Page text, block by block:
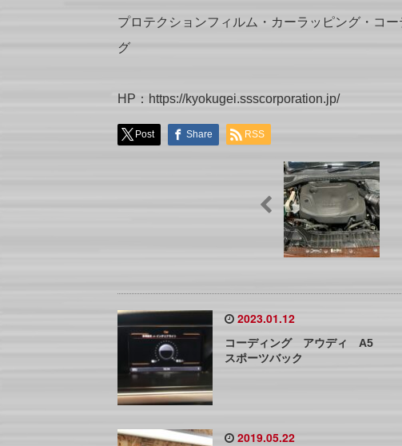
プロテクションフィルム・カーラッピング・コ
グ
HP：https://kyokugei.ssscorporation.jp/
Post Share RSS
2023.01.12
コーディング アウディ A5
スポーツバック
2019.05.22